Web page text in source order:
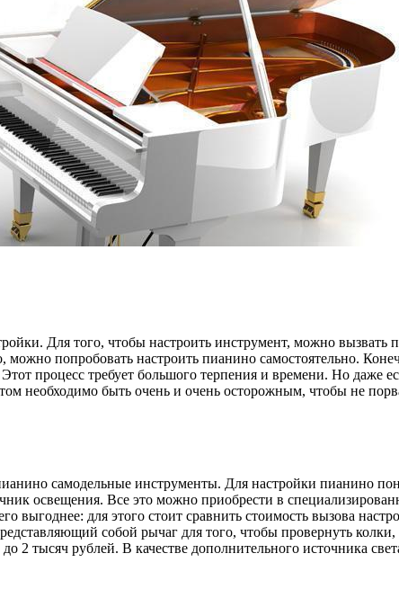
Для того, чтобы настроить инструмент, можно
попробовать настроить пианино самостоятельно.
процесс требует большого терпения и времени. Но даже
необходимо быть очень и очень осторожным, чтобы не
самодельные инструменты. Для настройки пианино
освещения. Все это можно приобрести в
выгоднее: для этого стоит сравнить стоимость вызова
собой рычаг для того, чтобы провернуть
2 тысяч рублей. В качестве дополнительного источника